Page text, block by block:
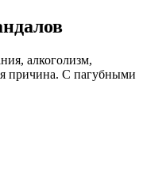
алкоголизм,
причина. С пагубными